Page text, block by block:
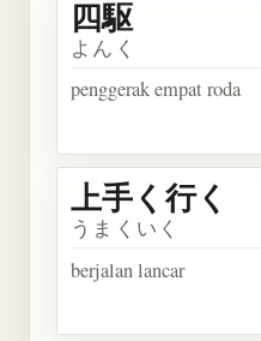
四駆
よんく
penggerak empat roda
上手く行く
うまくいく
berjalan lancar